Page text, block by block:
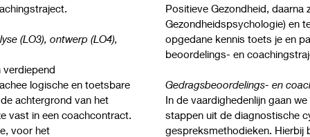
(LO3), ontwerp (LO4),
verdiepend
logische en toetsbare
achtergrond van het
vast in een coachcontract.
voor het
Positieve Gezondheid,
Gezondheidspsychologie) en
opgedane kennis toets je en
beoordelings- en
Gedragsbeoordelings- en
In de vaardighedenlijn gaan
stappen uit de diagnostische
gespreksmethodieken. Hierbij